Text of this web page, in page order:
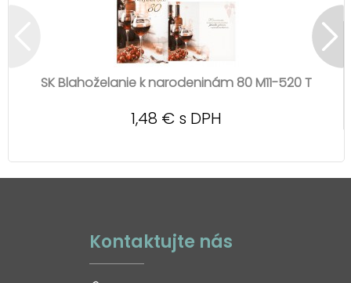
SK Blahoželanie k narodeninám 80 M11-520 T
1,48 € s DPH
Kontaktujte nás